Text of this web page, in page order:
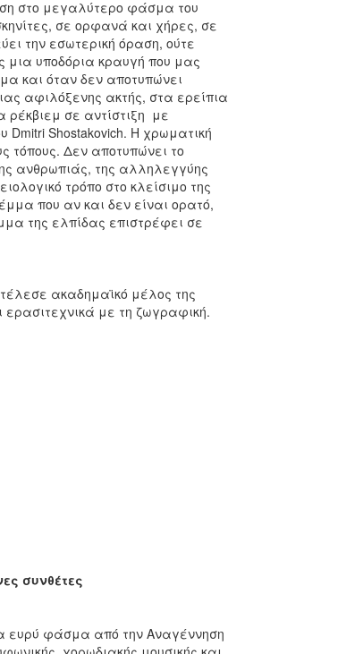
στο μεγαλύτερο φάσμα του
σε ορφανά και χήρες, σε
την εσωτερική όραση, ούτε
μια υποδόρια κραυγή που μας
και όταν δεν αποτυπώνει
αφιλόξενης ακτής, στα ερείπια
σε αντίστιξη με
Dmitri Shostakovich. Η χρωματική
τόπους. Δεν αποτυπώνει το
ανθρωπιάς, της αλληλεγγύης
τρόπο στο κλείσιμο της
που αν και δεν είναι ορατό,
της ελπίδας επιστρέφει σε
ακαδημαϊκό μέλος της
ερασιτεχνικά με τη ζωγραφική.
συνθέτες
ευρύ φάσμα από την Αναγέννηση